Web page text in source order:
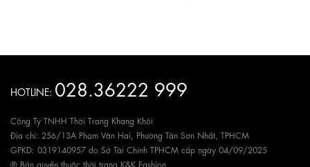
HOTLINE: 028.36222 999
Công Ty TNHH Thời Trang Khang Khôi
Địa chỉ: 256/13A Phạm Văn Hai, Phường Tân Sơn Nhất, TPHCM
GPKD: 0319140957 do Sở Tài Chính TPHCM cấp ngày 04/09/2025
® Bản quyền thuộc thời trang K&K Fashion